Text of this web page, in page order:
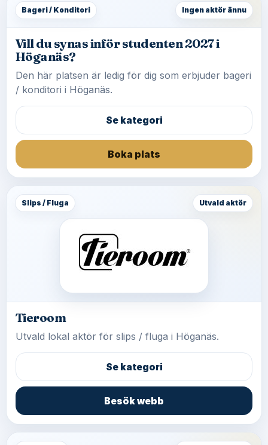
Bageri / Konditori Ingen aktör ännu
Vill du synas inför studenten 2027 i
Höganäs?
Den här platsen är ledig för dig som erbjuder bageri
/ konditori i Höganäs.
Se kategori
Boka plats
Slips / Fluga Utvald aktör
Tieroom
Utvald lokal aktör för slips / fluga i Höganäs.
Se kategori
Besök webb